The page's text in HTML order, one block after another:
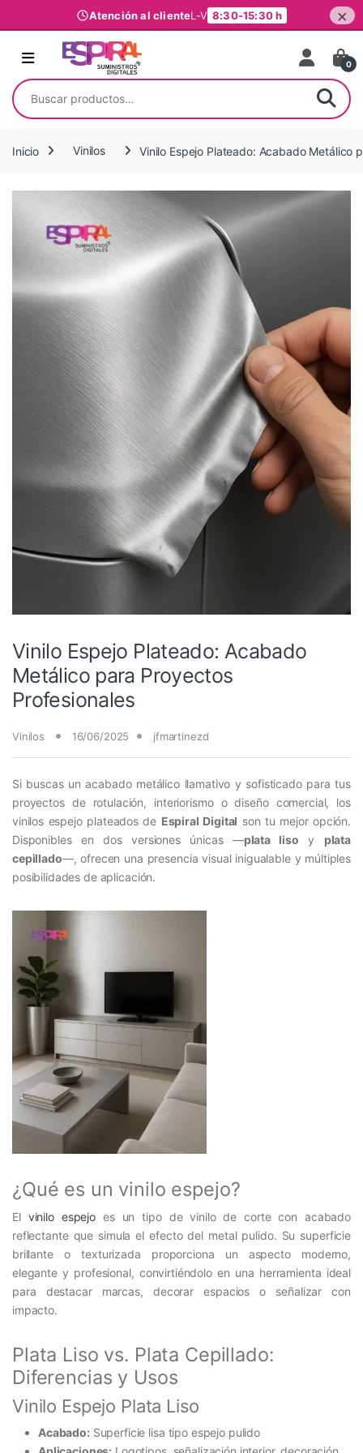
Atención al clienteL-V 8:30-15:30 h ×
Ir al contenido
0
Buscar por:
Inicio Vinilos Vinilo Espejo Plateado: Acabado Metálico
Vinilo Espejo Plateado: Acabado
Metálico para Proyectos
Profesionales
Vinilos 16/06/2025 jfmartinezd
Si buscas un acabado metálico llamativo y sofisticado para tus
proyectos de rotulación, interiorismo o diseño comercial, los
vinilos espejo plateados de Espiral Digital son tu mejor opción.
Disponibles en dos versiones únicas —plata liso y plata
cepillado—, ofrecen una presencia visual inigualable y múltiples
posibilidades de aplicación.
¿Qué es un vinilo espejo?
El vinilo espejoes un tipo de vinilo de corte con acabado
reflectante que simula el efecto del metal pulido. Su superficie
brillante o texturizada proporciona un aspecto moderno,
elegante y profesional, convirtiéndolo en una herramienta ideal
para destacar marcas, decorar espacios o señalizar con
impacto.
Plata Liso vs. Plata Cepillado:
Diferencias y Usos
Vinilo Espejo Plata Liso
Acabado: Superficie lisa tipo espejo pulido